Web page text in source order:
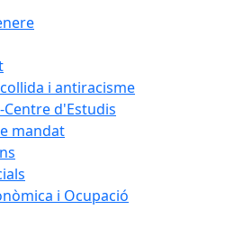
i antiracisme
d'Estudis
mandat
i Ocupació